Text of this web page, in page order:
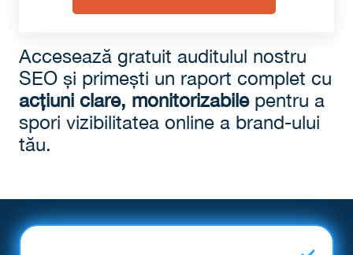
Accesează gratuit auditulul nostru
SEO și primești un raport complet cu
acțiuni clare, monitorizabilepentru a
spori vizibilitatea online a brand-ului
tău.